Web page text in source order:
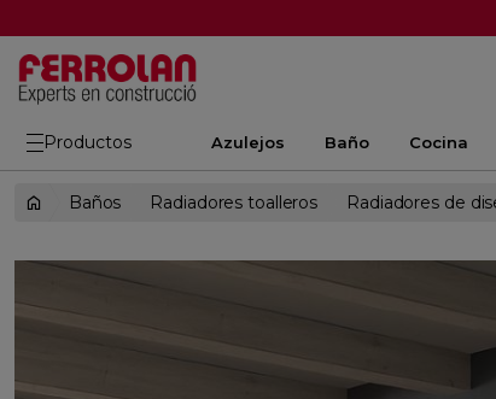
Productos Azulejos Baño Cocina
Baños Radiadores toalleros Radiadores de